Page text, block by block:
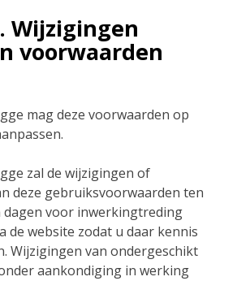
Wijzigingen
voorwaarden
mag deze voorwaarden op
zal de wijzigingen of
deze gebruiksvoorwaarden ten
dagen voor inwerkingtreding
de website zodat u daar kennis
Wijzigingen van ondergeschikt
aankondiging in werking